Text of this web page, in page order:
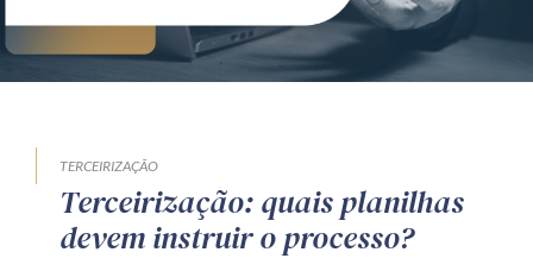
TERCEIRIZAÇÃO
Terceirização: quais planilhas
devem instruir o processo?